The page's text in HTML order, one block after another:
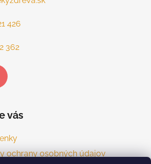
426
362
vás
ochrany osobných údajov